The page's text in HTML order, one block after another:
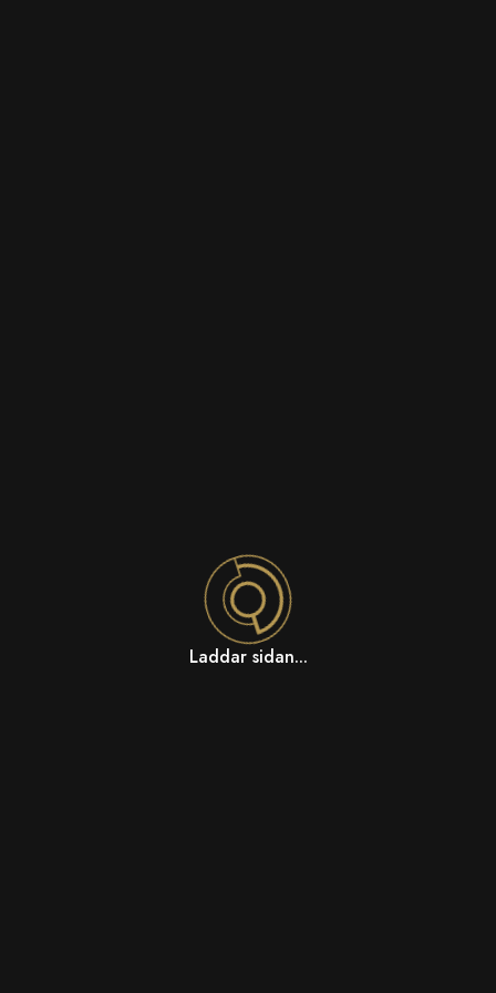
Laddar sidan...